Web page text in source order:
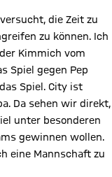
die Zeit zu
zu können. Ich
Kimmich vom
Spiel gegen Pep
Spiel. City ist
Da sehen wir direkt,
unter besonderen
gewinnen wollen.
eine Mannschaft zu